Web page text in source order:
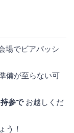
場でビアバッシ
備が至らない可
参でお越しくだ
う！